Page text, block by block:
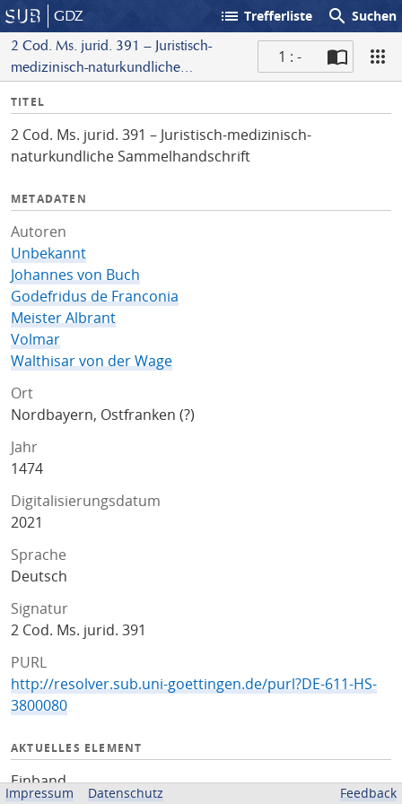
GDZ list Trefferliste search Suchen
2 Cod. Ms. jurid. 391 – Juristisch-
medizinisch-naturkundliche
1 : -
I
f
o
TITEL
2 Cod. Ms. jurid. 391 – Juristisch-medizinisch-
naturkundliche Sammelhandschrift
METADATEN
Autoren
Unbekannt
Johannes von Buch
Godefridus de Franconia
Meister Albrant
Volmar
Walthisar von der Wage
Ort
Nordbayern, Ostfranken (?)
Jahr
1474
Digitalisierungsdatum
2021
Sprache
Deutsch
Signatur
2 Cod. Ms. jurid. 391
PURL
http://resolver.sub.uni-goettingen.de/purl?DE-611-HS-
3800080
AKTUELLES ELEMENT
Einband
Impressum Datenschutz Feedback